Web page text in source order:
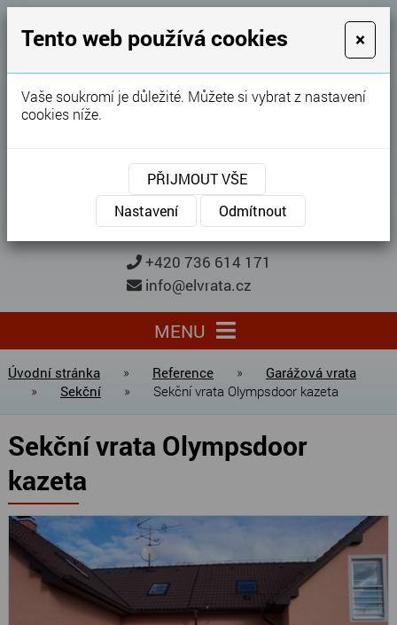
GARÁŽOVÁ VRATA
Karel Procházka
Garážová vrata, brány, ploty ...
Kontaktujte nás
KONTAKTUJTE NÁS
+420 736 614 171
info@elvrata.cz
MENU
Úvodní stránka » Reference »
Garážová vrata
»
Sekční » Sekční vrata Olympsdoor kazeta
Sekční vrata Olympsdoor
kazeta
Tento web používá cookies ×
Vaše soukromí je důležité. Můžete si vybrat z nastavení
cookies níže.
PŘIJMOUT VŠE
Nastavení
Odmítnout